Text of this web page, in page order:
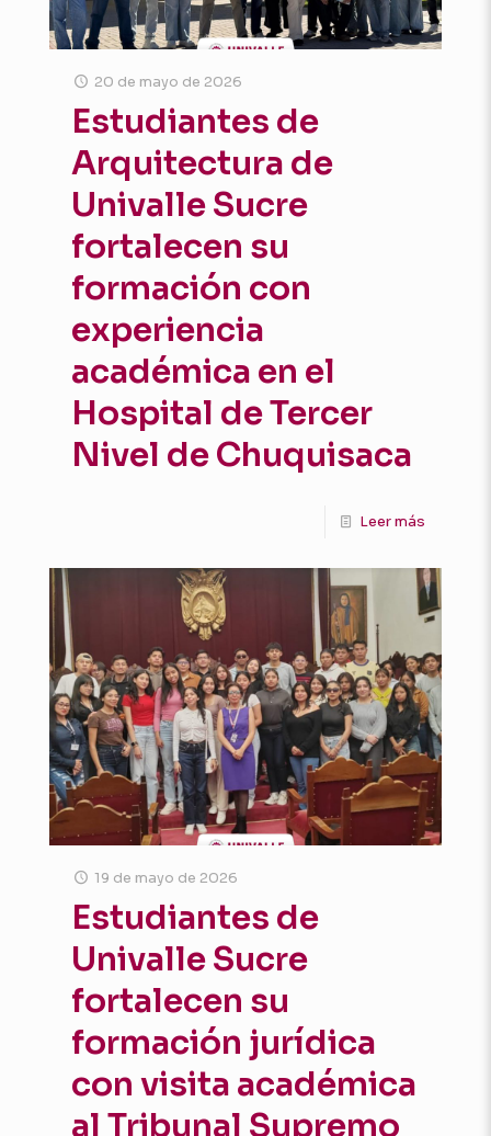
20 de mayo de 2026
Estudiantes de
Arquitectura de
Univalle Sucre
fortalecen su
formación con
experiencia
académica en el
Hospital de Tercer
Nivel de Chuquisaca
Leer más
19 de mayo de 2026
Estudiantes de
Univalle Sucre
fortalecen su
formación jurídica
con visita académica
al Tribunal Supremo